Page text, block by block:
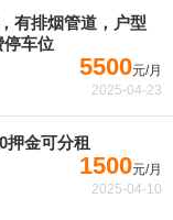
有排烟管道，户型
停车位
5500元/月
2025-04-23
押金可分租
1500元/月
2025-04-10